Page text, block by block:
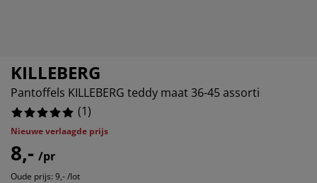
KILLEBERG
Pantoffels KILLEBERG teddy maat 36-45 assorti
(1)
Nieuwe verlaagde prijs
8,- /pr
Oude prijs: 9,- /lot